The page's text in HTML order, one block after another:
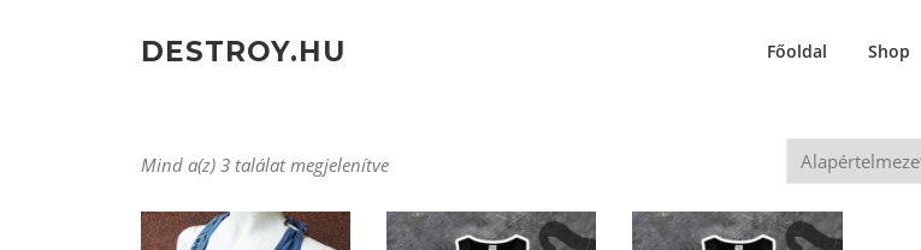
DESTROY.HU Főoldal Shop
Mind a(z) 3 találat megjelenítve